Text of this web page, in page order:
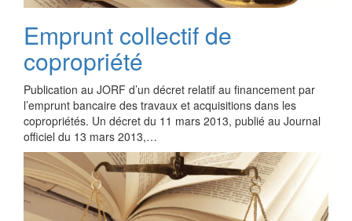
Emprunt collectif de
copropriété
Publication au JORF d’un décret relatif au financement par
l’emprunt bancaire des travaux et acquisitions dans les
copropriétés. Un décret du 11 mars 2013, publié au Journal
officiel du 13 mars 2013,…